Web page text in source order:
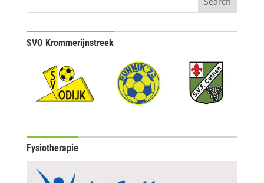
SVO Krommerijnstreek
Fysiotherapie